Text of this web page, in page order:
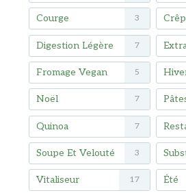
Courge 3
Digestion Légère 7
Fromage Vegan 5
Noël 7
Quinoa 7
Soupe Et Velouté 3
Vitaliseur 17 Été